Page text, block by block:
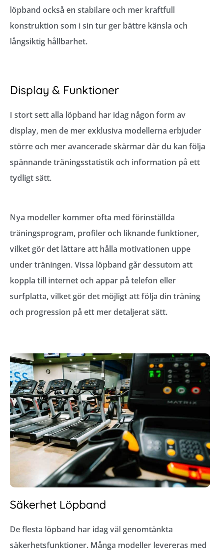
löpband också en stabilare och mer kraftfull
konstruktion som i sin tur ger bättre känsla och
långsiktig hållbarhet.
Display & Funktioner
I stort sett alla löpband har idag någon form av
display, men de mer exklusiva modellerna erbjuder
större och mer avancerade skärmar där du kan följa
spännande träningsstatistik och information på ett
tydligt sätt.
Nya modeller kommer ofta med förinställda
träningsprogram, profiler och liknande funktioner,
vilket gör det lättare att hålla motivationen uppe
under träningen. Vissa löpband går dessutom att
koppla till internet och appar på telefon eller
surfplatta, vilket gör det möjligt att följa din träning
och progression på ett mer detaljerat sätt.
Säkerhet Löpband
De flesta löpband har idag väl genomtänkta
säkerhetsfunktioner. Många modeller levereras med